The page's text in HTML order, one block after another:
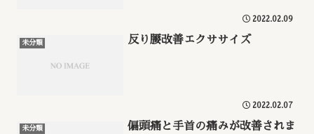
2022.02.09
未分類 反り腰改善エクササイズ
2022.02.07
未分類
偏頭痛と手首の痛みが改善されま